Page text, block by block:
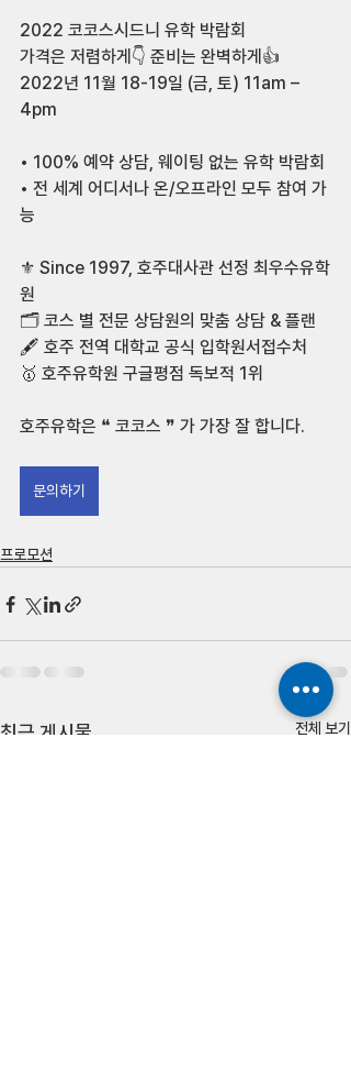
2022 코코스시드니 유학 박람회
가격은 저렴하게👇 준비는 완벽하게👍
2022년 11월 18-19일 (금, 토) 11am –
4pm
• 100% 예약 상담, 웨이팅 없는 유학 박람회
• 전 세계 어디서나 온/오프라인 모두 참여 가
능
⚜ Since 1997, 호주대사관 선정 최우수유학
원
🗂 코스 별 전문 상담원의 맞춤 상담 & 플랜
🖋 호주 전역 대학교 공식 입학원서접수처
🥇 호주유학원 구글평점 독보적 1위
호주유학은 ❝ 코코스 ❞ 가 가장 잘 합니다.
문의하기
프로모션
최근 게시물 전체 보기